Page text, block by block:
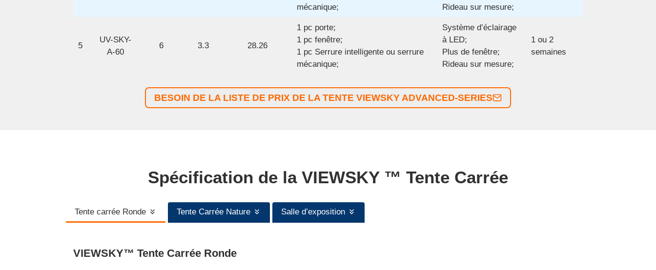
mécanique;
Rideau sur mesure;
5
UV-SKY-
A-60
6 3.3 28.26
1 pc porte;
1 pc fenêtre;
1 pc Serrure intelligente ou serrure
mécanique;
Système d’éclairage
à LED;
Plus de fenêtre;
Rideau sur mesure;
1 ou 2
semaines
BESOIN DE LA LISTE DE PRIX DE LA TENTE VIEWSKY ADVANCED-SERIES
Spécification de la VIEWSKY ™ Tente Carrée
Tente carrée Ronde Tente Carrée Nature Salle d’exposition
VIEWSKY™ Tente Carrée Ronde